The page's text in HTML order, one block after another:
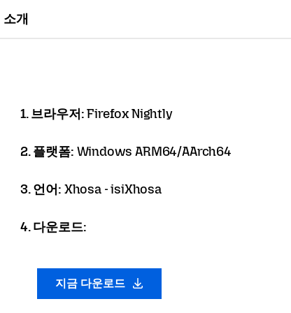
소개
1. 브라우저:Firefox Nightly
2. 플랫폼: Windows ARM64/AArch64
3. 언어: Xhosa - isiXhosa
4. 다운로드:
지금 다운로드